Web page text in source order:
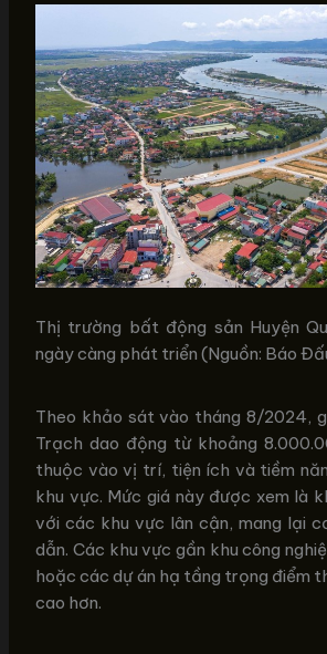
Thị trường bất động sản Huyện
ngày càng phát triển (Nguồn: Báo
Theo khảo sát vào tháng 8/2024,
Trạch dao động từ khoảng
thuộc vào vị trí, tiện ích và tiềm
khu vực. Mức giá này được xem là
với các khu vực lân cận, mang lại
dẫn. Các khu vực gần khu công
hoặc các dự án hạ tầng trọng điểm
cao hơn.